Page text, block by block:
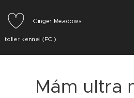
Ginger Meadows
toller kennel (FCI)
Mám ultra